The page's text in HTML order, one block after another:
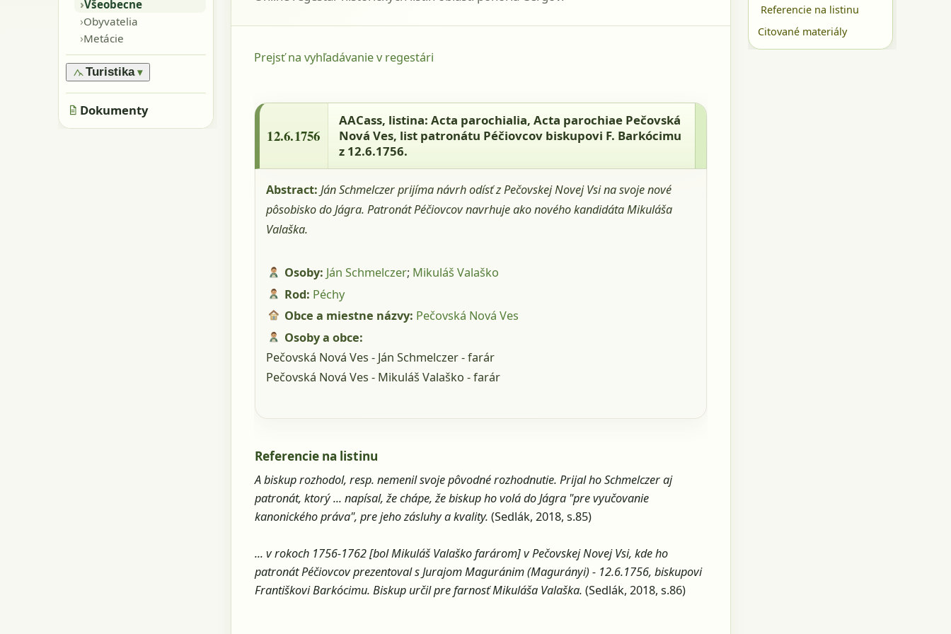
›Pamiatky
›Skaly, kamene
›Jaskyne
›Všeobecne
›Obyvatelia
›Metácie
Turistika ▾
›Značené trasy
›Neznačené trasy
Dokumenty
Prejsť na vyhľadávanie v regestári
12.6.1756 - AACass, listina: Acta parochialia, Acta parochiae
Pečovská Nová Ves, list patronátu Péčiovcov biskupovi F.
Barkócimu z 12.6.1756.
12.6.1756
AACass, listina: Acta parochialia, Acta parochiae Pečovská
Nová Ves, list patronátu Péčiovcov biskupovi F. Barkócimu
z 12.6.1756.
Abstract:Ján Schmelczer prijíma návrh odísť z Pečovskej Novej Vsi na svoje nové
pôsobisko do Jágra. Patronát Péčiovcov navrhuje ako nového kandidáta Mikuláša
Valaška.
Osoby: Ján Schmelczer; Mikuláš Valaško
Rod: Péchy
Obce a miestne názvy: Pečovská Nová Ves
Osoby a obce:
Pečovská Nová Ves - Ján Schmelczer - farár
Pečovská Nová Ves - Mikuláš Valaško - farár
Referencie na listinu
A biskup rozhodol, resp. nemenil svoje pôvodné rozhodnutie. Prijal ho Schmelczer aj
patronát, ktorý ... napísal, že chápe, že biskup ho volá do Jágra "pre vyučovanie
kanonického práva", pre jeho zásluhy a kvality. (Sedlák, 2018, s.85)
... v rokoch 1756-1762 [bol Mikuláš Valaško farárom] v Pečovskej Novej Vsi, kde ho
patronát Péčiovcov prezentoval s Jurajom Maguránim (Magurányi) - 12.6.1756, biskupovi
Františkovi Barkócimu. Biskup určil pre farnosť Mikuláša Valaška. (Sedlák, 2018, s.86)
Referencie na listinu
Citované materiály